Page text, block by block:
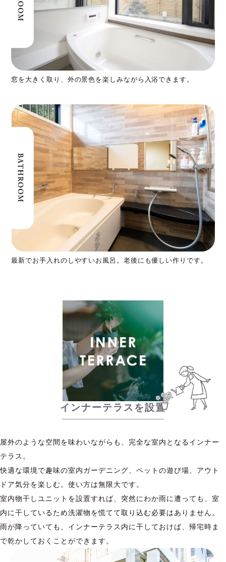
窓を大きく取り、外の景色を楽しみながら入浴できます。
最新でお手入れのしやすいお風呂。老後にも優しい作りです。
インナーテラスを設置
屋外のような空間を味わいながらも、完全な室内となるインナー
テラス。
快適な環境で趣味の室内ガーデニング、ペットの遊び場、アウト
ドア気分を楽しむ。使い方は無限大です。
室内物干しユニットを設置すれば、突然にわか雨に遭っても、室
内に干しているため洗濯物を慌てて取り込む必要はありません。
雨が降っていても、インナーテラス内に干しておけば、帰宅時ま
で乾かしておくことができます。